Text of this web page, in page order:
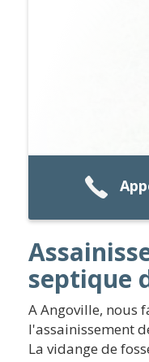
septique
A Angoville, nous
l'assainissement
La vidange de